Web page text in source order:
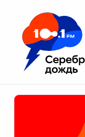
Москва 100.1 FM
Апатиты